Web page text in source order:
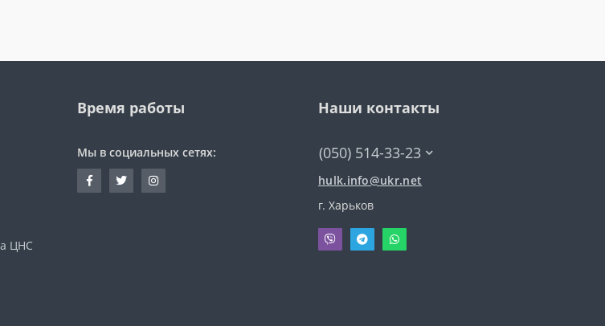
ЦНС
Время работы
Мы в социальных сетях:
Наши контакты
(050) 514-33-23
hulk.info@ukr.net
г. Харьков